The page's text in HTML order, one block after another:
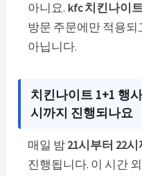
아니요. kfc 치킨나이
방문 주문에만 적용되
아닙니다.
치킨나이트 1+1 행
시까지 진행되나요
매일 밤21시부터 22시
진행됩니다. 이 시간